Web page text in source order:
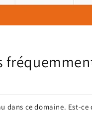
dans ce domaine. Est-